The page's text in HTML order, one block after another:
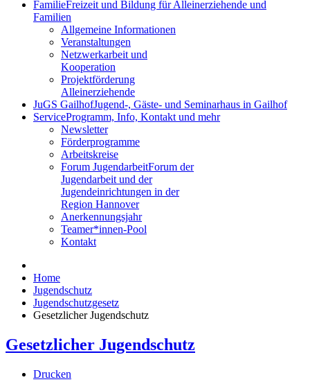
FamilieFreizeit und Bildung für Alleinerziehende und
Familien
Allgemeine Informationen
Veranstaltungen
Netzwerkarbeit und
Kooperation
Projektförderung
Alleinerziehende
JuGS GailhofJugend-, Gäste- und Seminarhaus in Gailhof
ServiceProgramm, Info, Kontakt und mehr
Newsletter
Förderprogramme
Arbeitskreise
Forum JugendarbeitForum der
Jugendarbeit und der
Jugendeinrichtungen in der
Region Hannover
Anerkennungsjahr
Teamer*innen-Pool
Kontakt
Home
Jugendschutz
Jugendschutzgesetz
Gesetzlicher Jugendschutz
Gesetzlicher Jugendschutz
Drucken